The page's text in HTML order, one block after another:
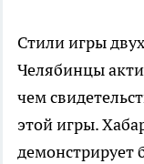
Стили игры
Челябинцы
чем
этой игры.
демонстрирует